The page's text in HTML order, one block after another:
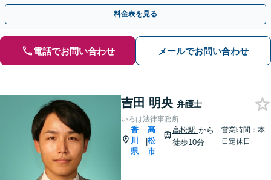
【完全個室相談】【高松駅5分】
料金表を見る
電話でお問い合わせ メールでお問い合わせ
吉田 明央 弁護士
いろは法律事務所
香
川
県
|
高
松
市
高松駅 から
徒歩10分
営業時間：本
日定休日